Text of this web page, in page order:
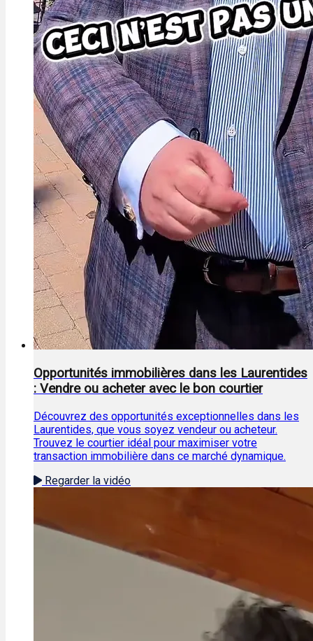
Opportunités immobilières dans les Laurentides
: Vendre ou acheter avec le bon courtier
Découvrez des opportunités exceptionnelles dans les
Laurentides, que vous soyez vendeur ou acheteur.
Trouvez le courtier idéal pour maximiser votre
transaction immobilière dans ce marché dynamique.
Regarder la vidéo